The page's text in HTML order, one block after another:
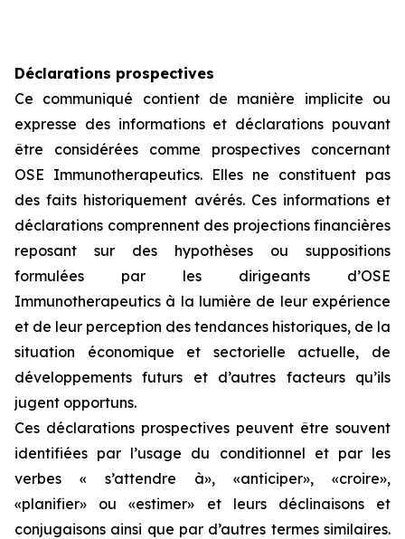
Déclarations prospectives
Ce communiqué contient de manière implicite ou
expresse des informations et déclarations pouvant
être considérées comme prospectives concernant
OSE Immunotherapeutics. Elles ne constituent pas
des faits historiquement avérés. Ces informations et
déclarations comprennent des projections financières
reposant sur des hypothèses ou suppositions
formulées par les dirigeants d’OSE
Immunotherapeutics à la lumière de leur expérience
et de leur perception des tendances historiques, de la
situation économique et sectorielle actuelle, de
développements futurs et d’autres facteurs qu’ils
jugent opportuns.
Ces déclarations prospectives peuvent être souvent
identifiées par l’usage du conditionnel et par les
verbes « s’attendre à», «anticiper», «croire»,
«planifier» ou «estimer» et leurs déclinaisons et
conjugaisons ainsi que par d’autres termes similaires.